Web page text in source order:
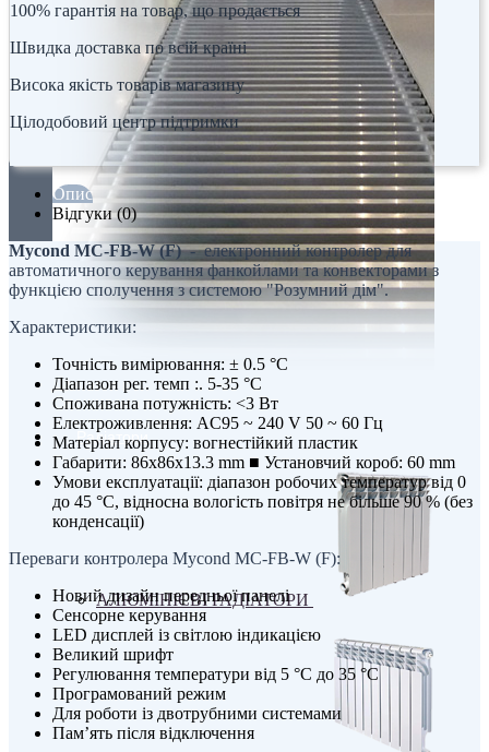
Радіатори
АЛЮМІНІЄВІ РАДІАТОРИ
100% гарантія на товар, що продається
Швидка доставка по всій країні
Висока якість товарів магазину
Цілодобовий центр підтримки
Опис
Відгуки (0)
Mycond MC-FB-W (F)- електронний контролер для
автоматичного керування фанкойлами та конвекторами з
функцією сполучення з системою "Розумний дім".
Характеристики:
Точність вимірювання: ± 0.5 °C
Діапазон рег. темп :. 5-35 °C
Споживана потужність: <3 Вт
Електроживлення: AC95 ~ 240 V 50 ~ 60 Гц
Матеріал корпусу: вогнестійкий пластик
Габарити: 86x86x13.3 mm ■ Установчий короб: 60 mm
Умови експлуатації: діапазон робочих температур від 0
до 45 °C, відносна вологість повітря не більше 90 % (без
конденсації)
Переваги контролера Mycond MC-FB-W (F):
Новий дизайн передньої панелі
Сенсорне керування
LED дисплей із світлою індикацією
Великий шрифт
Регулювання температури від 5 °C до 35 °C
Програмований режим
Для роботи із двотрубними системами
Пам’ять після відключення